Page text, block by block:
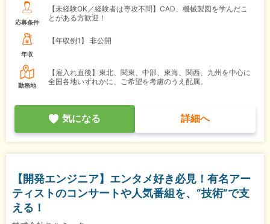
応募条件
【未経験OK／経験者は専攻不問】CAD、機械製図を学んだこ
とがある方歓迎！
年収
【年収例1】 非公開
勤務地
【雇入れ直後】東北、関東、中部、東海、関西、九州を中心に
全国各地いずれかに、ご希望を考慮のうえ配属。
気になる 詳細へ
【開発エンジニア】エンタメ好き必見！有名アー
ティストのコンサートや人気番組を、“技術”で支
える！